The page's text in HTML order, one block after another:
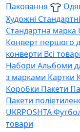
Паковання
Художні Стандартні
Стандартна марка
Конверт першого
конверти Всі
Набори Альбоми
з марками Картки
Коробки Пакети
Пакети
UKRPOSHTA
товари